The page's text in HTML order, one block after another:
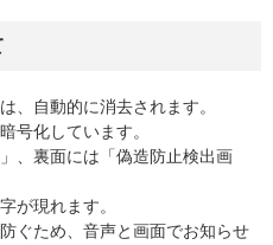
、自動的に消去されます。
号化しています。
、裏面には「偽造防止検出画
が現れます。
ぐため、音声と画面でお知らせ